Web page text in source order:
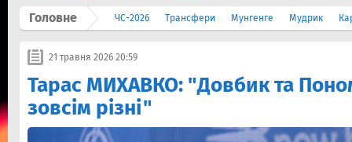
Головне ЧС-2026 Трансфери Мунгенге Мудрик
21 травня 2026 20:59
Тарас МИХАВКО: "Довбик та
зовсім різні"